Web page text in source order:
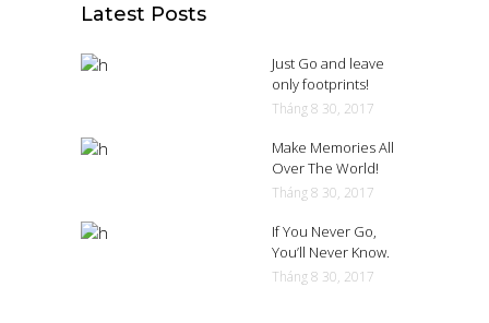
Latest Posts
Just Go and leave
only footprints!
Tháng 8 30, 2017
Make Memories All
Over The World!
Tháng 8 30, 2017
If You Never Go,
You’ll Never Know.
Tháng 8 30, 2017